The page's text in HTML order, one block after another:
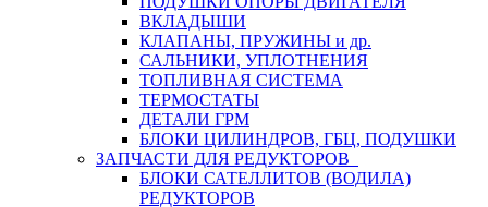
ВКЛАДЫШИ
КЛАПАНЫ, ПРУЖИНЫ и др.
САЛЬНИКИ, УПЛОТНЕНИЯ
ТОПЛИВНАЯ СИСТЕМА
ТЕРМОСТАТЫ
ДЕТАЛИ ГРМ
БЛОКИ ЦИЛИНДРОВ, ГБЦ, ПОДУШКИ
ЗАПЧАСТИ ДЛЯ РЕДУКТОРОВ
БЛОКИ САТЕЛЛИТОВ (ВОДИЛА)
РЕДУКТОРОВ